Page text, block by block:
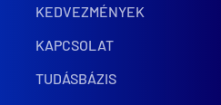
KEDVEZMÉNYEK
KAPCSOLAT
TUDÁSBÁZIS